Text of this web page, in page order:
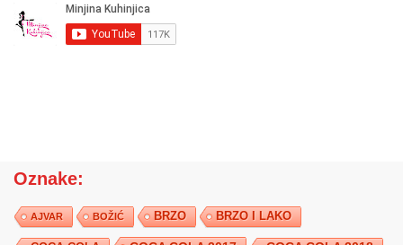
Oznake:
AJVAR BOŽIĆ BRZO BRZO I LAKO